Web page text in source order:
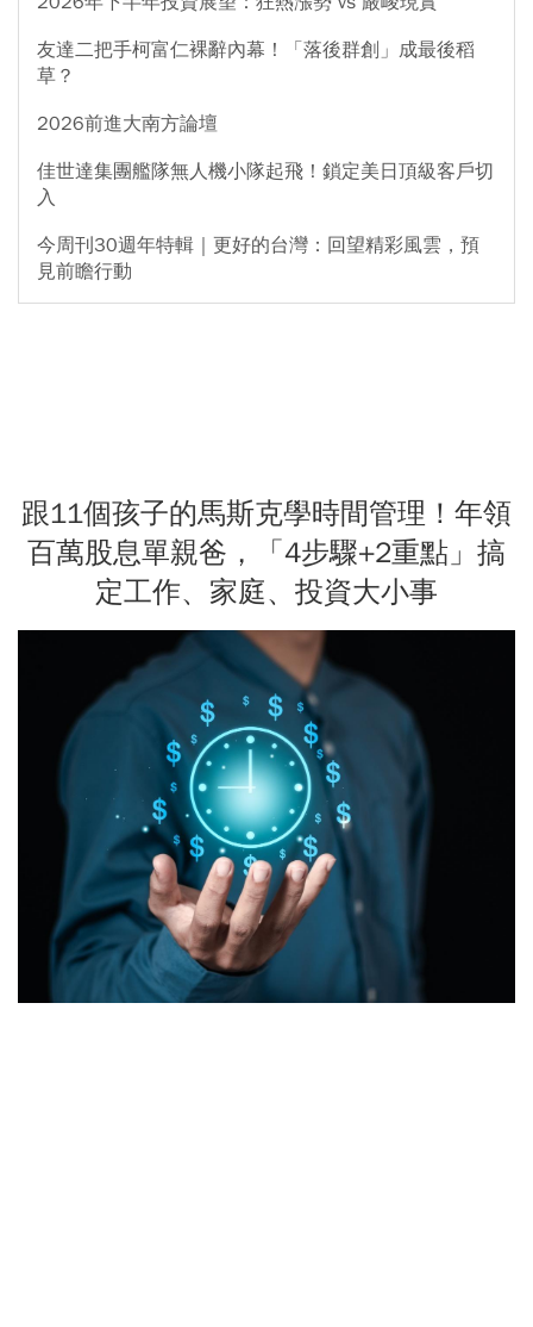
友達二把手柯富仁裸辭內幕！「落後群創」成最後稻
草？
2026前進大南方論壇
佳世達集團艦隊無人機小隊起飛！鎖定美日頂級客戶切
入
今周刊30週年特輯｜更好的台灣：回望精彩風雲，預
見前瞻行動
跟11個孩子的馬斯克學時間管理！年領
百萬股息單親爸，「4步驟+2重點」搞
定工作、家庭、投資大小事